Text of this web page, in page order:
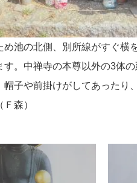
め池の北側、別所線がすぐ横
す。中禅寺の本尊以外の3体
帽子や前掛けがしてあったり
森）